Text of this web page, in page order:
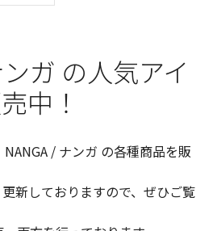
ガ の人気アイ
中！
/ ナンガ の各種商品を販
新しておりますので、ぜひご覧